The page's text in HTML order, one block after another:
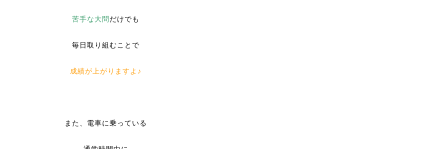
苦手な大問 だけでも
毎日取り組むことで
成績が上がりますよ♪
また、電車に乗っている